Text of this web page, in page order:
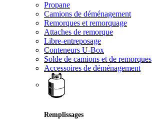
Propane
Camions de déménagement
Remorques et remorquage
Attaches de remorque
Libre-entreposage
Conteneurs U-Box
Solde de camions et de remorques
Accessoires de déménagement
Remplissages